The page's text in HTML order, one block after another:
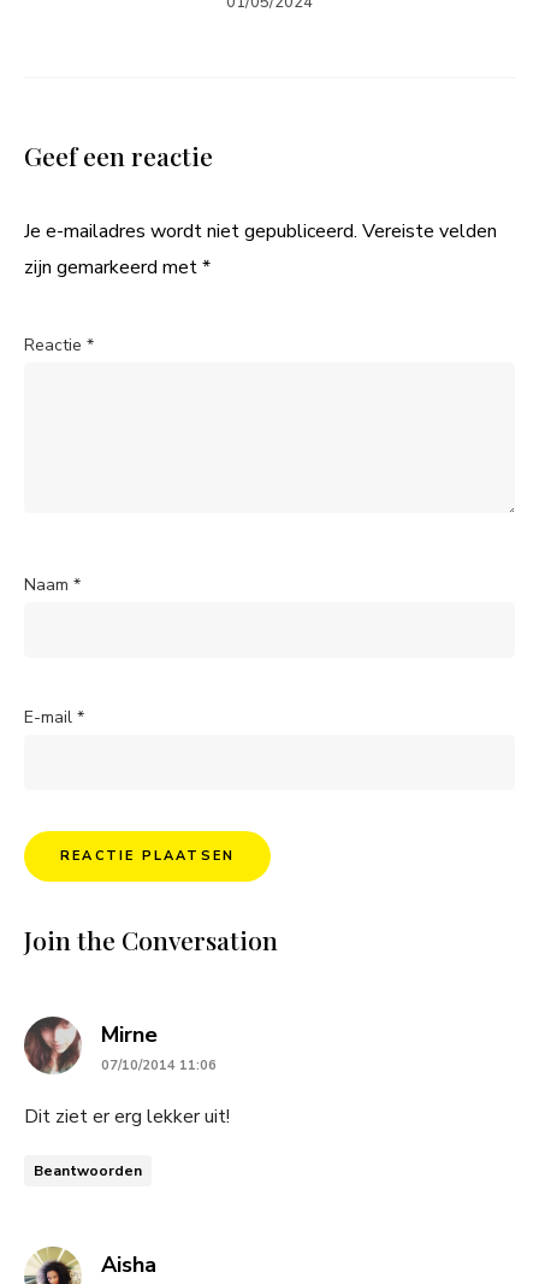
Geef een reactie
Je e-mailadres wordt niet gepubliceerd. Vereiste velden
zijn gemarkeerd met*
Reactie *
Naam *
E-mail *
Join the Conversation
Mirnesays:
07/10/2014 11:06
Dit ziet er erg lekker uit!
Beantwoorden
Aisha